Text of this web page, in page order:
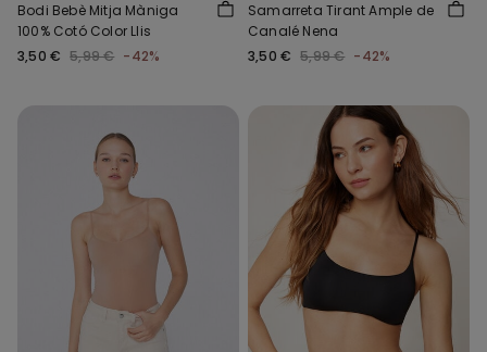
Bodi Bebè Mitja Màniga
100% Cotó Color Llis
3,50 € 5,99 € -42%
Samarreta Tirant Ample de
Canalé Nena
3,50 € 5,99 € -42%